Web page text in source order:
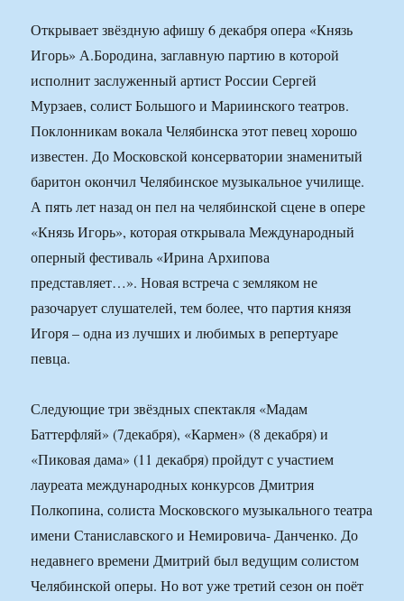
Открывает звёздную афишу 6 декабря опера «Князь
Игорь» А.Бородина, заглавную партию в которой
исполнит заслуженный артист России Сергей
Мурзаев, солист Большого и Мариинского театров.
Поклонникам вокала Челябинска этот певец хорошо
известен. До Московской консерватории знаменитый
баритон окончил Челябинское музыкальное училище.
А пять лет назад он пел на челябинской сцене в опере
«Князь Игорь», которая открывала Международный
оперный фестиваль «Ирина Архипова
представляет…». Новая встреча с земляком не
разочарует слушателей, тем более, что партия князя
Игоря – одна из лучших и любимых в репертуаре
певца.
Следующие три звёздных спектакля «Мадам
Баттерфляй» (7декабря), «Кармен» (8 декабря) и
«Пиковая дама» (11 декабря) пройдут с участием
лауреата международных конкурсов Дмитрия
Полкопина, солиста Московского музыкального театра
имени Станиславского и Немировича- Данченко. До
недавнего времени Дмитрий был ведущим солистом
Челябинской оперы. Но вот уже третий сезон он поёт